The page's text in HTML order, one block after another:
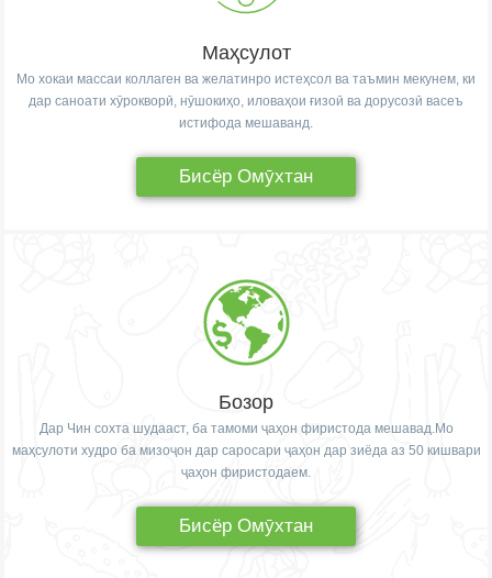
Маҳсулот
Мо хокаи массаи коллаген ва желатинро истеҳсол ва таъмин мекунем, ки
дар саноати хӯрокворӣ, нӯшокиҳо, иловаҳои ғизоӣ ва дорусозӣ васеъ
истифода мешаванд.
Бисёр Омӯхтан
Бозор
Дар Чин сохта шудааст, ба тамоми ҷаҳон фиристода мешавад.Мо
маҳсулоти худро ба мизоҷон дар саросари ҷаҳон дар зиёда аз 50 кишвари
ҷаҳон фиристодаем.
Бисёр Омӯхтан